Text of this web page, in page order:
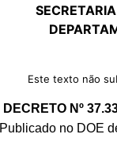
Este texto não
DECRETO Nº
Publicado no DOE